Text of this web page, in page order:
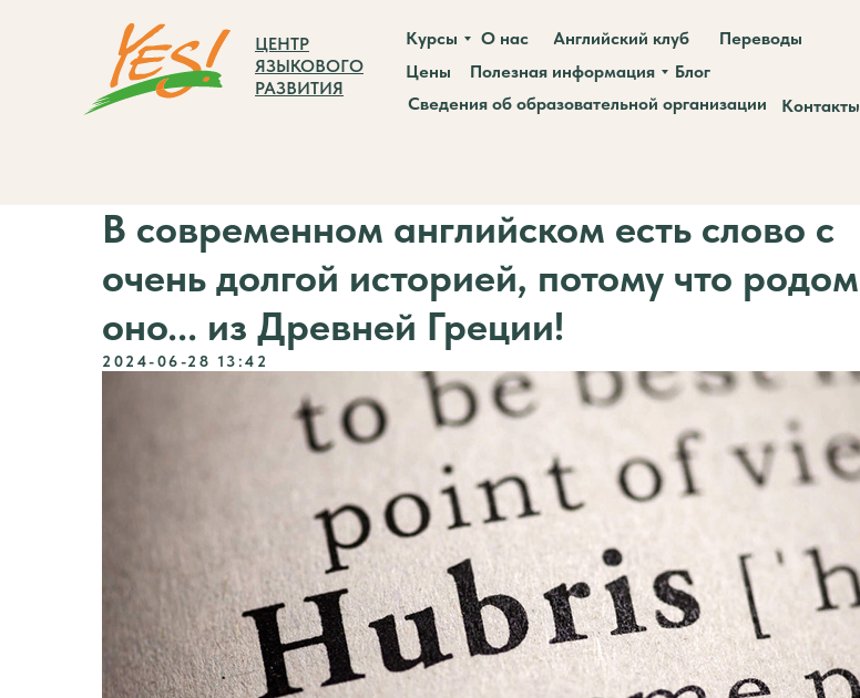
ЦЕНТР
ЯЗЫКОВОГО
РАЗВИТИЯ
Курсы О нас Английский клуб
Переводы
Цены
Полезная информация
Блог
Сведения об образовательной организации
Контакты
В современном английском есть слово с
очень долгой историей, потому что родом
оно... из Древней Греции!
2024-06-28 13:42